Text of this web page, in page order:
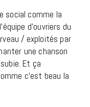
social comme la
d’ouvriers du
/ exploités par
une chanson
Et ça
c’est beau la